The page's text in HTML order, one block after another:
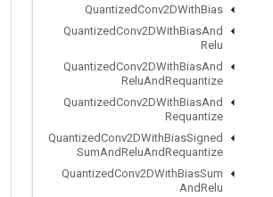
QuantizedConv2DWithBias
QuantizedConv2DWithBiasAnd
Relu
QuantizedConv2DWithBiasAnd
ReluAndRequantize
QuantizedConv2DWithBiasAnd
Requantize
QuantizedConv2DWithBiasSigned
SumAndReluAndRequantize
QuantizedConv2DWithBiasSum
AndRelu